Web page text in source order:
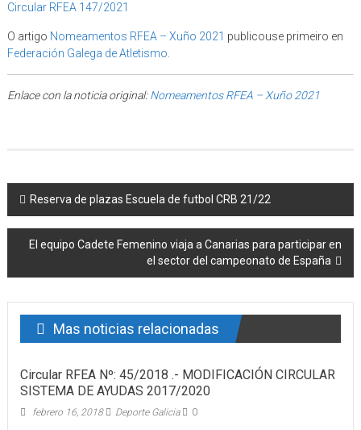
Circular RFEA 147/2021
O artigo Nomeamentos RFEA – Xuño 2021 publicouse primeiro en
Federación Galega de Atletismo.
Enlace con la noticia original:Nomeamentos RFEA – Xuño 2021
Post navigation
Reserva de plazas Escuela de futbol CRB 21/22
El equipo Cadete Femenino viaja a Canarias para participar en
el sector del campeonato de España
Mas noticias relacionadas
Circular RFEA Nº: 45/2018 .- MODIFICACIÓN CIRCULAR
SISTEMA DE AYUDAS 2017/2020
febrero 16, 2018 Deporte Galicia 0